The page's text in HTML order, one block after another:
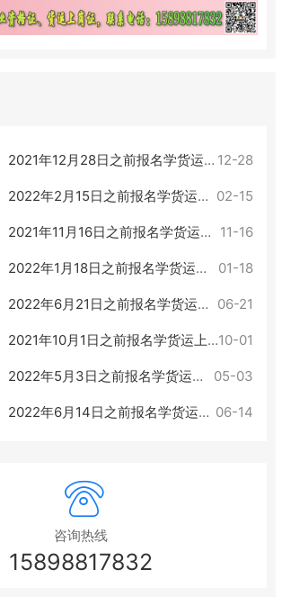
12-28
12月28日之前报名学货运上岗证的学员可以来领证了！
02-15
2月15日之前报名学货运上岗证的学员可以来领证了！
11-16
11月16日之前报名学货运上岗证的学员可以来领证了！
01-18
1月18日之前报名学货运上岗证的学员可以来领证了！
06-21
6月21日之前报名学货运上岗证的学员可以来领证了！
10-01
10月1日之前报名学货运上岗证的学员可以来领证了！
05-03
5月3日之前报名学货运上岗证的学员可以来领证了！
06-14
6月14日之前报名学货运上岗证的学员可以来领证了！
咨询热线
15898817832